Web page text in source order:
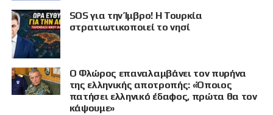
SOS για την Ίμβρο! Η Τουρκία
στρατιωτικοποιεί το νησί
Ο Φλώρος επαναλαμβάνει τον πυρήνα
της ελληνικής αποτροπής: «Όποιος
πατήσει ελληνικό έδαφος, πρώτα θα τον
κάψουμε»